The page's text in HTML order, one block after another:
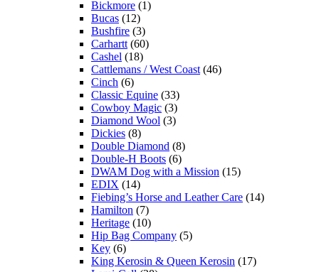
Bickmore (1)
Bucas (12)
Bushfire (3)
Carhartt (60)
Cashel (18)
Cattlemans / West Coast (46)
Cinch (6)
Classic Equine (33)
Cowboy Magic (3)
Diamond Wool (3)
Dickies (8)
Double Diamond (8)
Double-H Boots (6)
DWAM Dog with a Mission (15)
EDIX (14)
Fiebing’s Horse and Leather Care (14)
Hamilton (7)
Heritage (10)
Hip Bag Company (5)
Key (6)
King Kerosin & Queen Kerosin (17)